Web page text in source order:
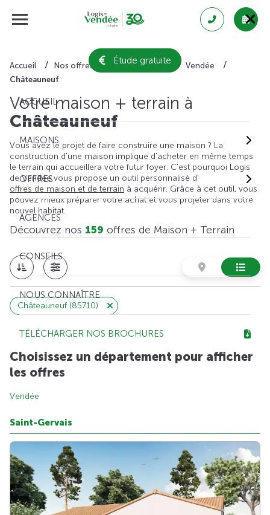
Étude gratuite
ACCUEIL
MAISONS
OFFRES
AGENCES
CONSEILS
NOUS CONNAÎTRE
TÉLÉCHARGER NOS BROCHURES
Accueil Nos offres de maison + terrain
Vendée
Châteauneuf
Votre maison + terrain à
Châteauneuf
Vous avez le projet de faire construire une maison ? La
construction d'une maison implique d'acheter en même temps
le terrain qui accueillera votre futur foyer. C'est pourquoi Logis
de Vendée vous propose un outil personnalisé d'
offres de maison et de terrain à acquérir. Grâce à cet outil, vous
pouvez mieux préparer votre achat et vous projeter dans votre
nouvel habitat.
Découvrez nos 159 offres de Maison + Terrain
Châteauneuf (85710)
Choisissez un département pour afficher
les offres
Vendée
Saint-Gervais